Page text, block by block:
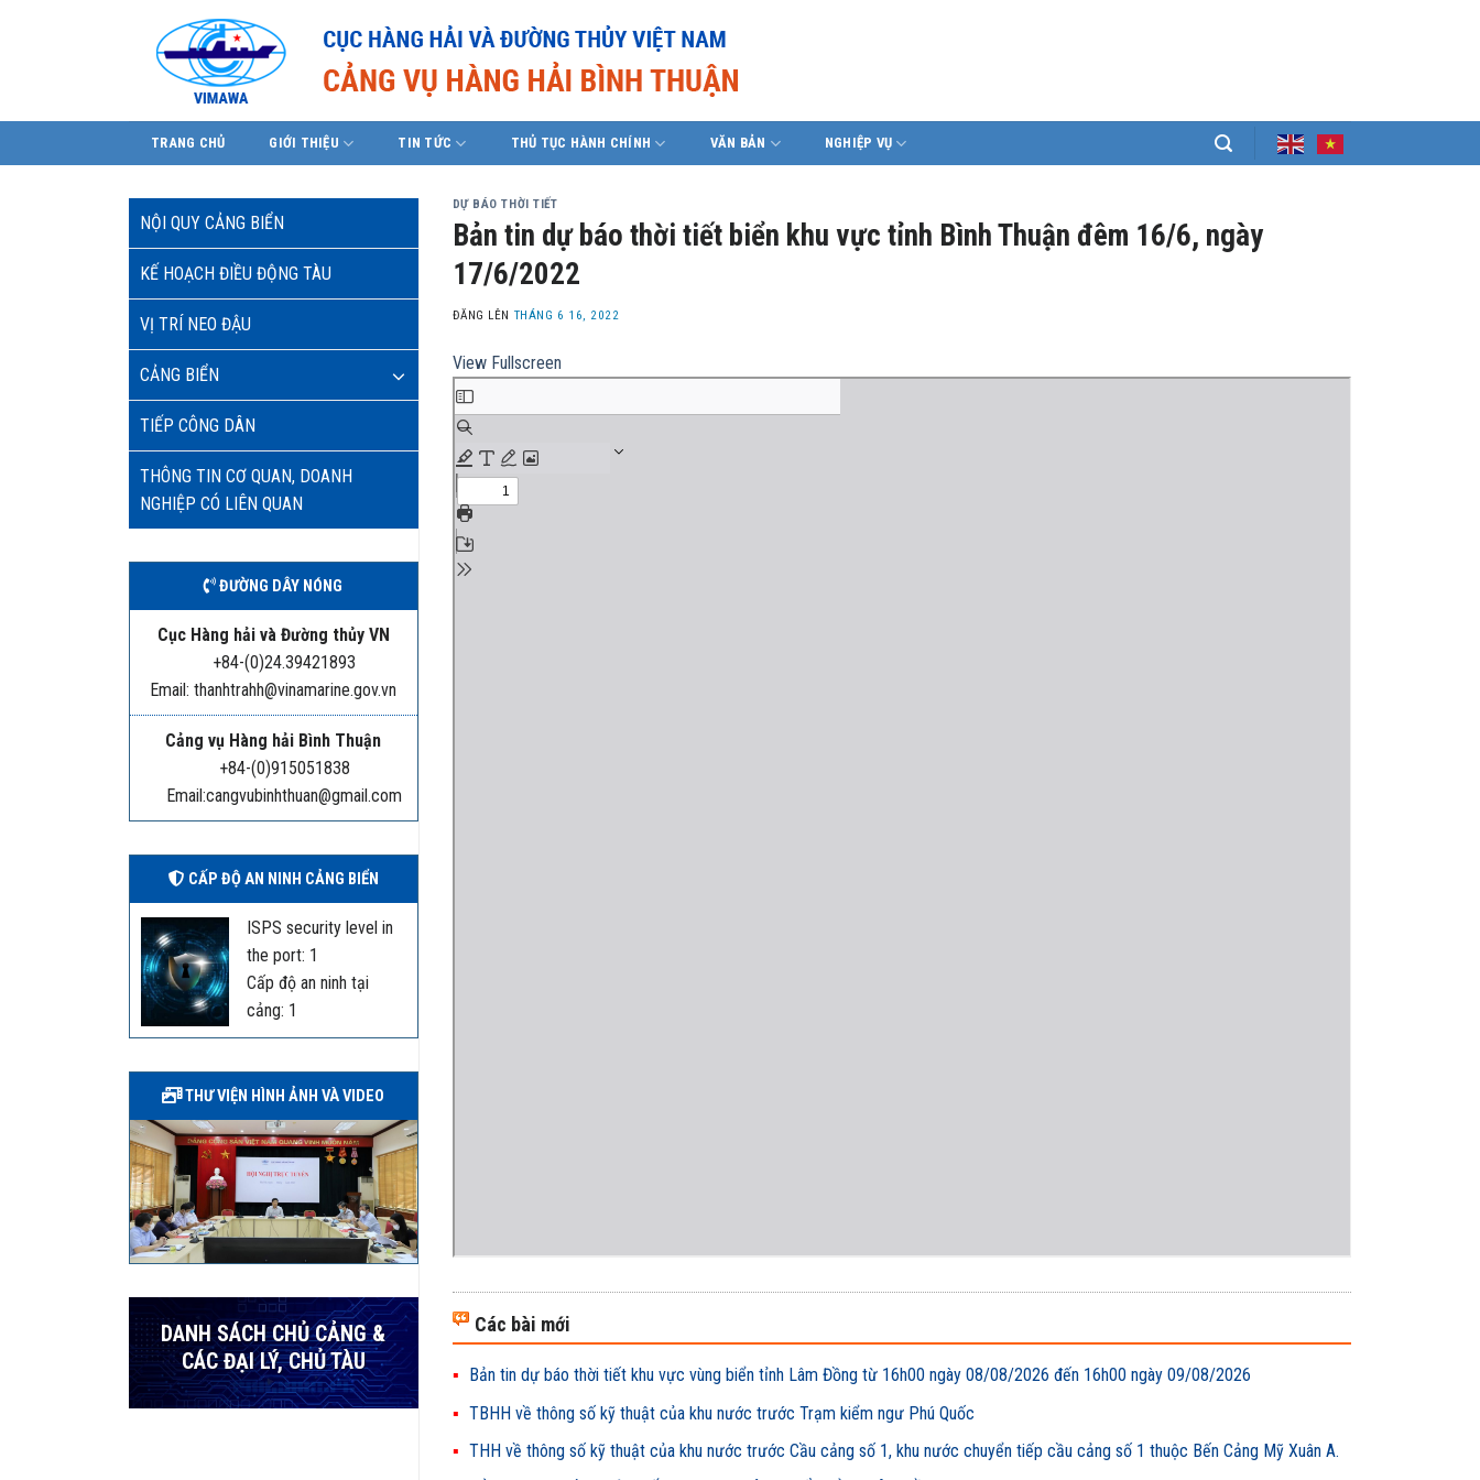
TRANG CHỦ GIỚI THIỆU TIN TỨC THỦ TỤC HÀNH CHÍNH VĂN BẢN NGHIỆP VỤ
NỘI QUY CẢNG BIỂN
KẾ HOẠCH ĐIỀU ĐỘNG TÀU
VỊ TRÍ NEO ĐẬU
CẢNG BIỂN
TIẾP CÔNG DÂN
THÔNG TIN CƠ QUAN, DOANH
NGHIỆP CÓ LIÊN QUAN
ĐƯỜNG DÂY NÓNG
Cục Hàng hải và Đường thủy VN
+84-(0)24.39421893
Email: thanhtrahh@vinamarine.gov.vn
Cảng vụ Hàng hải Bình Thuận
+84-(0)915051838
Email:cangvubinhthuan@gmail.com
CẤP ĐỘ AN NINH CẢNG BIỂN
ISPS security level in
the port: 1
Cấp độ an ninh tại
cảng: 1
THƯ VIỆN HÌNH ẢNH VÀ VIDEO
DANH SÁCH CHỦ CẢNG &
CÁC ĐẠI LÝ, CHỦ TÀU
DỰ BÁO THỜI TIẾT
Bản tin dự báo thời tiết biển khu vực tỉnh Bình Thuận đêm 16/6, ngày
17/6/2022
ĐĂNG LÊN THÁNG 6 16, 2022
View Fullscreen
Các bài mới
Bản tin dự báo thời tiết khu vực vùng biển tỉnh Lâm Đồng từ 16h00 ngày 08/08/2026 đến 16h00 ngày 09/08/2026
TBHH về thông số kỹ thuật của khu nước trước Trạm kiểm ngư Phú Quốc
THH về thông số kỹ thuật của khu nước trước Cầu cảng số 1, khu nước chuyển tiếp cầu cảng số 1 thuộc Bến Cảng Mỹ Xuân A.